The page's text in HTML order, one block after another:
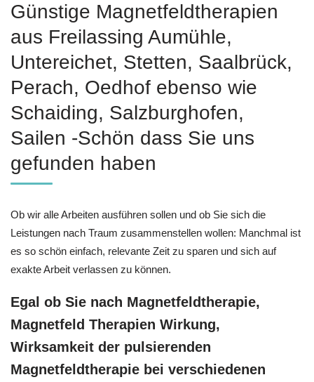
Günstige Magnetfeldtherapien
aus Freilassing Aumühle,
Untereichet, Stetten, Saalbrück,
Perach, Oedhof ebenso wie
Schaiding, Salzburghofen,
Sailen -Schön dass Sie uns
gefunden haben
Ob wir alle Arbeiten ausführen sollen und ob Sie sich die
Leistungen nach Traum zusammenstellen wollen: Manchmal ist
es so schön einfach, relevante Zeit zu sparen und sich auf
exakte Arbeit verlassen zu können.
Egal ob Sie nach Magnetfeldtherapie,
Magnetfeld Therapien Wirkung,
Wirksamkeit der pulsierenden
Magnetfeldtherapie bei verschiedenen